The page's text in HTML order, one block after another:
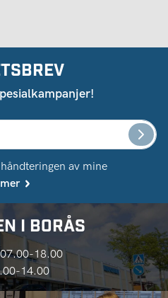
av mine
I BORÅS
18.00
14.00